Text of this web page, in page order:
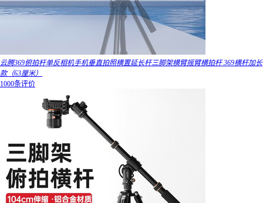
云腾369俯拍杆单反相机手机垂直拍照横置延长杆三脚架横臂摇臂横拍杆 369横杆加长
款（63厘米）
1000条评价